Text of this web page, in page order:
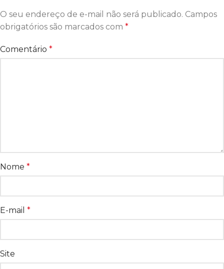
O seu endereço de e-mail não será publicado. Campos
obrigatórios são marcados com *
Comentário *
Nome *
E-mail *
Site